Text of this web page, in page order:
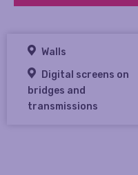
Walls
Digital screens on
bridges and
transmissions